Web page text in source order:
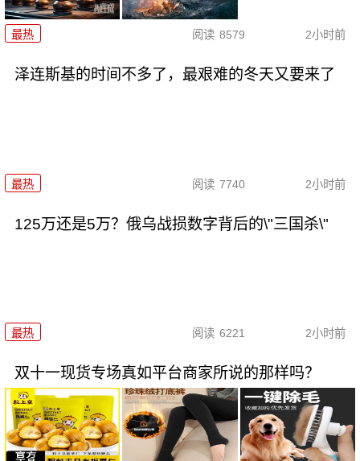
最热 阅读 8579 2小时前
泽连斯基的时间不多了，最艰难的冬天又要来了
最热 阅读 7740 2小时前
125万还是5万？俄乌战损数字背后的\"三国杀\"
最热 阅读 6221 2小时前
双十一现货专场真如平台商家所说的那样吗？